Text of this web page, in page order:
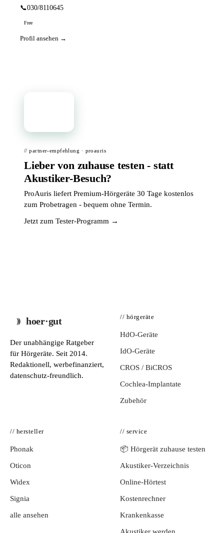
📞030/8110645
Free
Profil ansehen →
// partner-empfehlung · proauris
Lieber von zuhause testen - statt
Akustiker-Besuch?
ProAuris liefert Premium-Hörgeräte 30 Tage kostenlos
zum Probetragen - bequem ohne Termin.
Jetzt zum Tester-Programm →
hoer·gut
Der unabhängige Ratgeber
für Hörgeräte. Seit 2014.
Redaktionell, werbefinanziert,
datenschutz-freundlich.
// hörgeräte
HdO-Geräte
IdO-Geräte
CROS / BiCROS
Cochlea-Implantate
Zubehör
// hersteller
Phonak
Oticon
Widex
Signia
alle ansehen
// service
📦 Hörgerät zuhause testen
Akustiker-Verzeichnis
Online-Hörtest
Kostenrechner
Krankenkasse